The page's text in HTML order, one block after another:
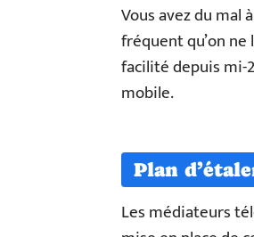
Vous avez du mal
fréquent qu’on
facilité depuis mi-
mobile.
Plan
Les médiateurs